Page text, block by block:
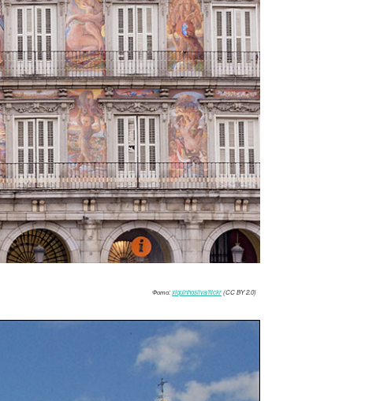
Фото:xiquinhosilva/flickr(CC BY 2.0)